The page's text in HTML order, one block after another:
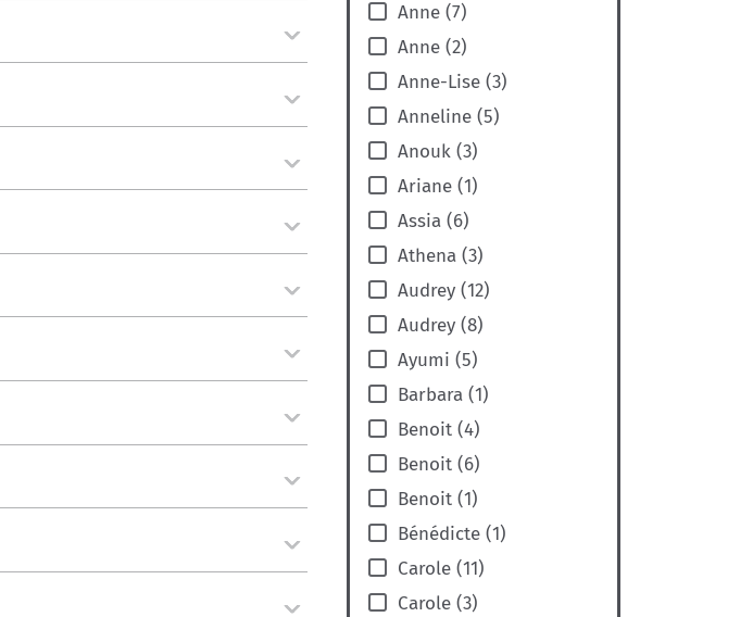
Anne (7)
Anne (2)
Anne-Lise (3)
Anneline (5)
Anouk (3)
Ariane (1)
Assia (6)
Athena (3)
Audrey (12)
Audrey (8)
Ayumi (5)
Barbara (1)
Benoit (4)
Benoit (6)
Benoit (1)
Bénédicte (1)
Carole (11)
Carole (3)